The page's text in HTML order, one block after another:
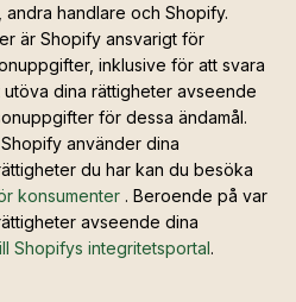
handlare och Shopify.
är Shopify ansvarigt för
inklusive för att svara
dina rättigheter avseende
för dessa ändamål.
använder dina
du har kan du besöka
konsumenter . Beroende på var
avseende dina
Shopifys integritetsportal.